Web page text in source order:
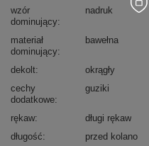
wzór
dominujący
nadruk
materiał
dominujący
bawełna
dekolt
okrągły
cechy
dodatkowe
guziki
rękaw
długi rękaw
długość
przed kolano